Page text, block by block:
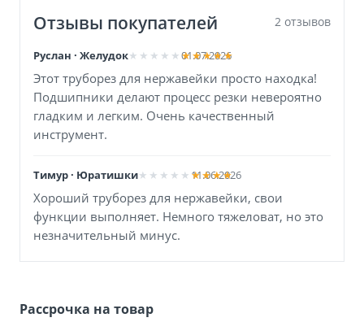
Отзывы покупателей 2 отзывов
Руслан · Желудок 01.07.2026
Этот труборез для нержавейки просто находка!
Подшипники делают процесс резки невероятно
гладким и легким. Очень качественный
инструмент.
Тимур · Юратишки 11.06.2026
Хороший труборез для нержавейки, свои
функции выполняет. Немного тяжеловат, но это
незначительный минус.
Рассрочка на товар